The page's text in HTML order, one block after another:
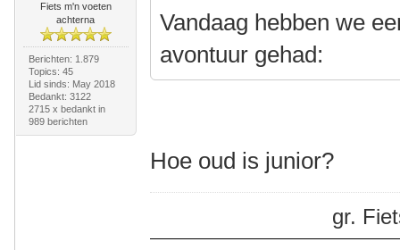
Fiets m'n voeten
achterna
Berichten: 1.879
Topics: 45
Lid sinds: May 2018
Bedankt: 3122
2715 x bedankt in
989 berichten
Vandaag hebben we
avontuur gehad:
Hoe oud is junior?
gr.